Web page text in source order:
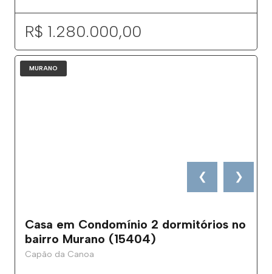
R$ 1.280.000,00
❮ ❯
MURANO
Casa em Condomínio 2 dormitórios no
bairro Murano (15404)
Capão da Canoa